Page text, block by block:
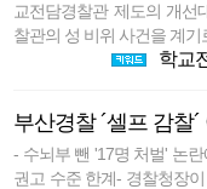
교전담경찰관 제도의 개선
찰관의 성 비위 사건을 계기
학교
부산경찰 ´셀프 감찰
- 수뇌부 뺀 '17명 처벌' 논
권고 수준 한계- 경찰청장